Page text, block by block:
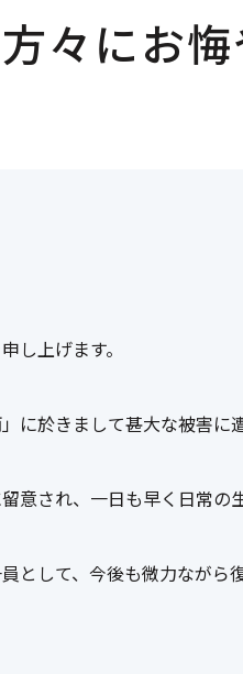
々にお
し上げます。
に於きまして甚大な被害
意され、一日も早く日常
して、今後も微力ながら